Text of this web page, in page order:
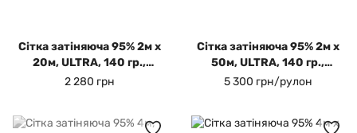
Сітка затіняюча 95% 2м х
20м, ULTRA, 140 гр.,
темно-зелений, Biotol
2 280 грн
Сітка затіняюча 95% 2м х
50м, ULTRA, 140 гр.,
темно-зелений, Biotol
5 300 грн/рулон